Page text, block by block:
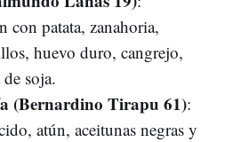
con patata, zanahoria,
huevo duro, cangrejo,
soja.
(Bernardino Tirapu 61):
atún, aceitunas negras y